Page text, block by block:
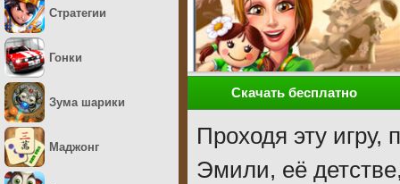
Скачать бесплатно
Проходя эту игру,
Эмили, её
Стратегии
Гонки
Зума шарики
Маджонг